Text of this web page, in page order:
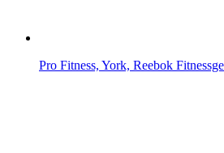
Pro Fitness, York, Reebok